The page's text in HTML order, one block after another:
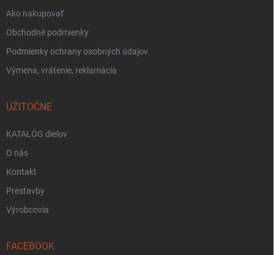
Ako nakupovať
Obchodné podmienky
Podmienky ochrany osobných údajov
Výmena, vrátenie, reklamácia
UŽITOČNE
KATALÓG dielov
O nás
Kontakt
Prestavby
Výrobcovia
FACEBOOK